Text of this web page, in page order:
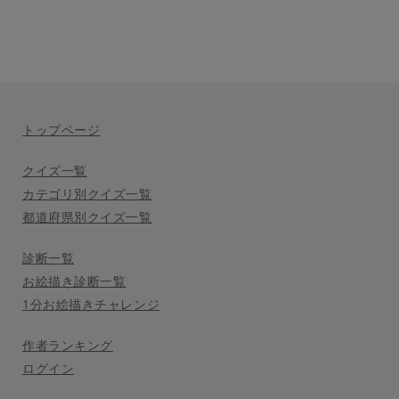
トップページ
クイズ一覧
カテゴリ別クイズ一覧
都道府県別クイズ一覧
診断一覧
お絵描き診断一覧
1分お絵描きチャレンジ
作者ランキング
ログイン